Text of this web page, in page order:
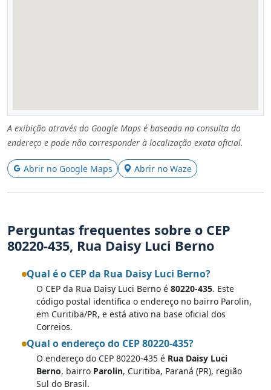
A exibição através do Google Maps é baseada na consulta do
endereço e pode não corresponder à localização exata oficial.
Abrir no Google Maps Abrir no Waze
Perguntas frequentes sobre o CEP
80220-435, Rua Daisy Luci Berno
Qual é o CEP da Rua Daisy Luci Berno?
O CEP da Rua Daisy Luci Berno é 80220-435. Este
código postal identifica o endereço no bairro Parolin,
em Curitiba/PR, e está ativo na base oficial dos
Correios.
Qual o endereço do CEP 80220-435?
O endereço do CEP 80220-435 é Rua Daisy Luci
Berno, bairro Parolin, Curitiba, Paraná (PR), região
Sul do Brasil.